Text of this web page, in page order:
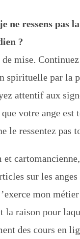
ne ressens pas
?
de mise.
spirituelle par la
attentif aux
votre ange est
le ressentez pas
et
sur les
mon
la raison pour
des cours en